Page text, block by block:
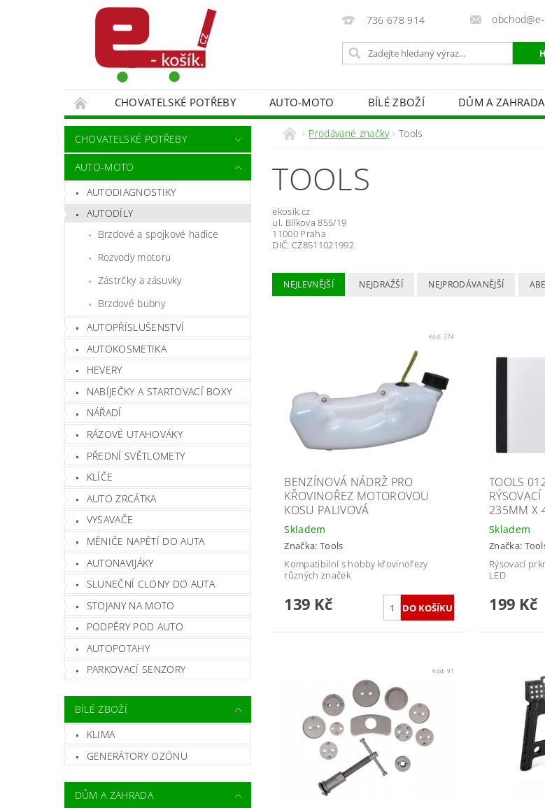
736 678 914
CHOVATELSKÉ POTŘEBY AUTO-MOTO BÍLÉ ZBOŽÍ DŮM A ZAHRADA
MALÍŘSKÉ NÁŘADÍ DOPLŇKY
MONITOROVACÍ TECHNIKA A ALARMY
SPORT A TURISTIKA
DĚTSKÉ ZBOŽÍ
CHOVATELSKÉ POTŘEBY
AUTO-MOTO
AUTODIAGNOSTIKY
AUTODÍLY
Brzdové a spojkové hadice
Rozvody motoru
Zástrčky a zásuvky
Brzdové bubny
AUTOPŘÍSLUŠENSTVÍ
AUTOKOSMETIKA
HEVERY
NABÍJEČKY A STARTOVACÍ BOXY
NÁŘADÍ
RÁZOVÉ UTAHOVÁKY
PŘEDNÍ SVĚTLOMETY
KLÍČE
AUTO ZRCÁTKA
VYSAVAČE
MĚNIČE NAPĚTÍ DO AUTA
AUTONAVIJÁKY
SLUNEČNÍ CLONY DO AUTA
STOJANY NA MOTO
PODPĚRY POD AUTO
AUTOPOTAHY
PARKOVACÍ SENZORY
BÍLÉ ZBOŽÍ
KLIMA
GENERÁTORY OZÓNU
DŮM A ZAHRADA
Prodávané značky Tools
TOOLS
ekosik.cz
ul. Bílkova 855/19
11000 Praha
DIČ: CZ8511021992
NEJLEVNĚJŠÍ NEJDRAŽŠÍ NEJPRODÁVANĚJŠÍ
Kód: 374
BENZÍNOVÁ NÁDRŽ PRO
KŘOVINOŘEZ MOTOROVOU
KOSU PALIVOVÁ
Skladem
Značka: Tools
Kompatibilní s hobby křovinořezy
různých značek
139 Kč
TOOLS
235MM X
Skladem
Značka:
Rýsovací
LED
199 Kč
Kód: 91